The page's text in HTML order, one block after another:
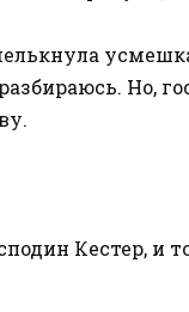
Но,
Кестер, и